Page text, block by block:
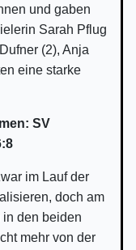
und gaben
Sarah Pflug
(2), Anja
eine starke
SV
im Lauf der
doch am
den beiden
mehr von der